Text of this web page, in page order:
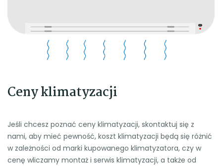
Ceny klimatyzacji
Jeśli chcesz poznać ceny klimatyzacji, skontaktuj się z
nami, aby mieć pewność, koszt klimatyzacji będą się różnić
w zależności od marki kupowanego klimatyzatora, czy w
cenę wliczamy montaż i serwis klimatyzacji, a także od